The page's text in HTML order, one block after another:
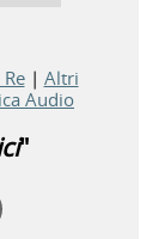
| Altri
Audio
"